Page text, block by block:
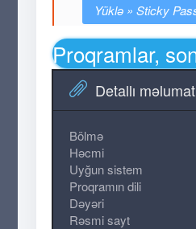
Sticky
Proqramlar,
Detallı məlumat
Bölmə
Həcmi
Uyğun sistem
Proqramın dili
Dəyəri
Rəsmi sayt